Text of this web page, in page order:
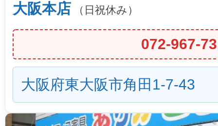
大阪本店 （日祝休み）
072-967-
大阪府東大阪市角田1-7-43